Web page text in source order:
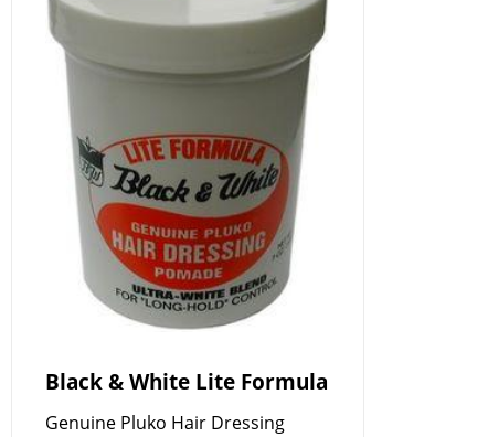
Black & White Lite Formula
Genuine Pluko Hair Dressing